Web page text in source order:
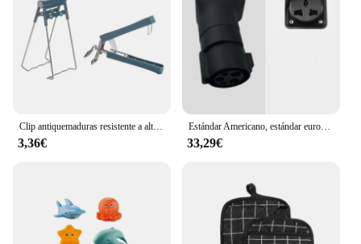
an attractive option for anyone looking to secure
their containers with ease.
Clip antiquemaduras resistente a altas temperaturas, antideslizante, conveniente para sacar y prevenir quemaduras en las manos
3,36€
Estándar Americano, estándar europeo, J1772Type1, nueva pila de carga de energía para llevar electricidad, enchufe de conversión de 220V
33,29€